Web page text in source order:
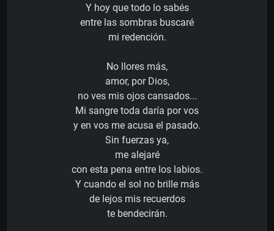
Y hoy que todo lo sabés
entre las sombras buscaré
mi redención.
No llores más,
amor, por Dios,
no ves mis ojos cansados...
Mi sangre toda daría por vos
y en vos me acusa el pasado.
Sin fuerzas ya,
me alejaré
con esta pena entre los labios.
Y cuando el sol no brille más
de lejos mis recuerdos
te bendecirán.